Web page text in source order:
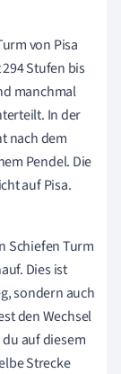
von Pisa
Stufen bis
manchmal
In der
nach dem
Pendel. Die
auf Pisa.
Schiefen Turm
Dies ist
sondern auch
den Wechsel
auf diesem
Strecke